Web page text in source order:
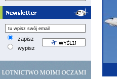
zapisz
wypisz